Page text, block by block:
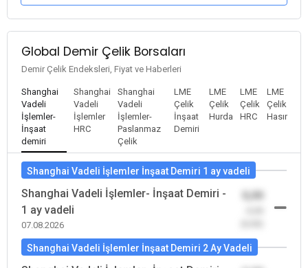
Global Demir Çelik Borsaları
Demir Çelik Endeksleri, Fiyat ve Haberleri
Shanghai
Vadeli
İşlemler-
İnşaat
demiri
Shanghai
Vadeli
İşlemler
HRC
Shanghai
Vadeli
İşlemler-
Paslanmaz
Çelik
LME
Çelik
İnşaat
Demiri
LME
Çelik
Hurda
LME
Çelik
HRC
LME
Çelik
Hasır
Shanghai Vadeli İşlemler İnşaat Demiri 1 ay vadeli
Shanghai Vadeli İşlemler- İnşaat Demiri -
1 ay vadeli
07.08.2026
0,00
Shanghai Vadeli İşlemler İnşaat Demiri 2 Ay Vadeli